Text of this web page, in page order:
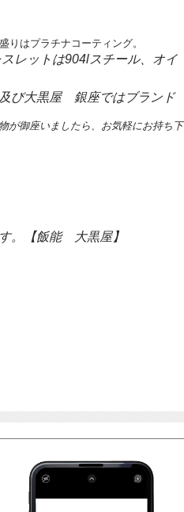
りはプラチナコーティング。
レットは904lスチール、オイ
び大黒屋 銀座ではブランド
が御座いましたら、お気軽にお持ち下
。【飯能 大黒屋】